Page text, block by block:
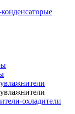
охладители